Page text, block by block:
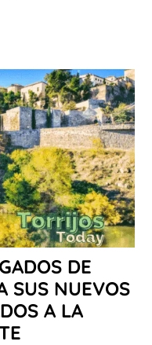
DE
SUS NUEVOS
A LA